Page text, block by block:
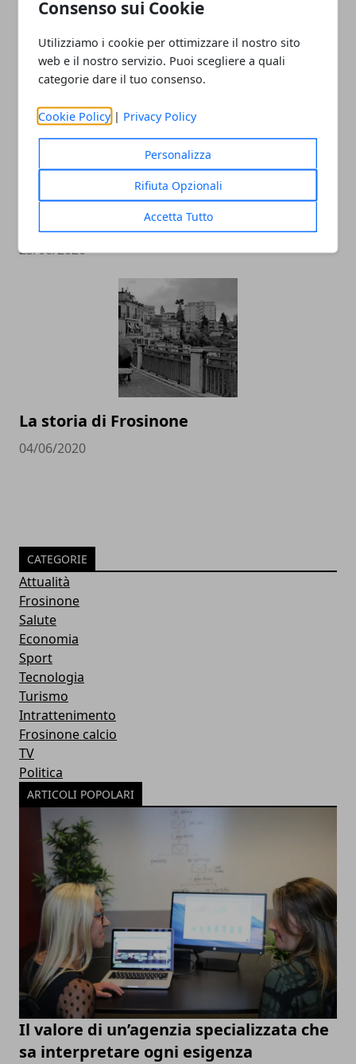
Consenso sui Cookie
Utilizziamo i cookie per ottimizzare il nostro sito
web e il nostro servizio. Puoi scegliere a quali
categorie dare il tuo consenso.
Cookie Policy | Privacy Policy
Personalizza
Rifiuta Opzionali
Accetta Tutto
25/06/2020
Cinema a Frosinone: quale scegliere?
23/06/2020
La storia di Frosinone
04/06/2020
CATEGORIE
Attualità
Frosinone
Salute
Economia
Sport
Tecnologia
Turismo
Intrattenimento
Frosinone calcio
TV
Politica
ARTICOLI POPOLARI
Il valore di un’agenzia specializzata che
sa interpretare ogni esigenza